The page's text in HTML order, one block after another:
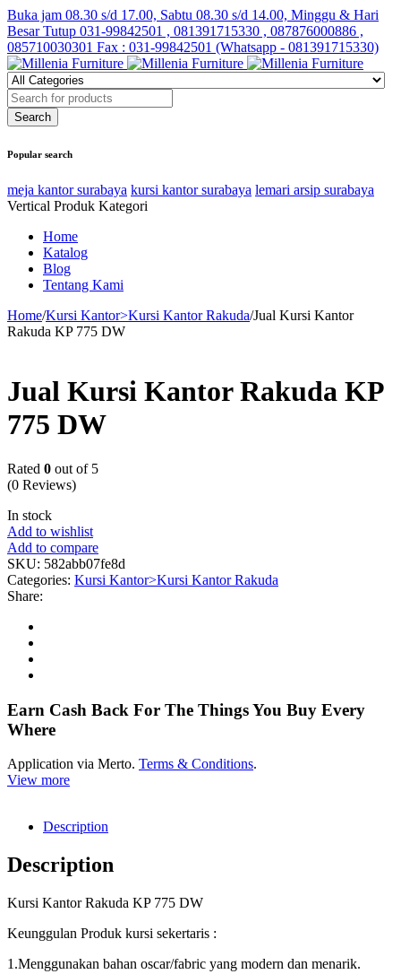
Buka jam 08.30 s/d 17.00, Sabtu 08.30 s/d 14.00, Minggu & Hari
Besar Tutup 031-99842501 , 081391715330 , 087876000886 ,
085710030301 Fax : 031-99842501 (Whatsapp - 081391715330)
Popular search
meja kantor surabaya kursi kantor surabaya lemari arsip surabaya
Vertical Produk Kategori
Home
Katalog
Blog
Tentang Kami
Home/Kursi Kantor>Kursi Kantor Rakuda/Jual Kursi Kantor
Rakuda KP 775 DW
Jual Kursi Kantor Rakuda KP
775 DW
Rated 0 out of 5
(0 Reviews)
In stock
Add to wishlist
Add to compare
SKU: 582abb07fe8d
Categories: Kursi Kantor>Kursi Kantor Rakuda
Share:
Earn Cash Back For The Things You Buy Every
Where
Application via Merto. Terms & Conditions.
View more
Description
Description
Kursi Kantor Rakuda KP 775 DW
Keunggulan Produk kursi sekertaris :
1.Menggunakan bahan oscar/fabric yang modern dan menarik.